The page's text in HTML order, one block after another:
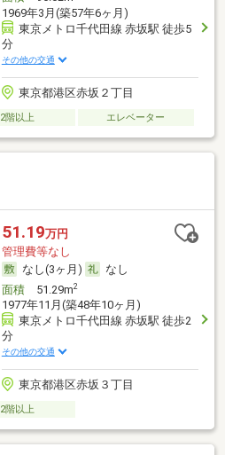
1969年3月(築57年6ヶ月)
東京メトロ千代田線 赤坂駅 徒歩5
分
その他の交通
東京都港区赤坂２丁目
2階以上 エレベーター
51.19万円
管理費等なし
なし(3ヶ月)
なし
面積51.29m2
1977年11月(築48年10ヶ月)
東京メトロ千代田線 赤坂駅 徒歩2
分
その他の交通
東京都港区赤坂３丁目
2階以上